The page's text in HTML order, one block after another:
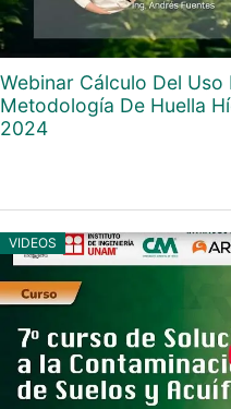
Webinar Cálculo Del Uso
Metodología De Huella
2024
VIDEOS